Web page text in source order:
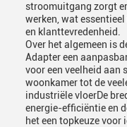
stroomuitgang zorgt
werken, wat
en klanttevredenheid.
Over het algemeen is
Adapter een
voor een veelheid aan
woonkamer tot de
industriële vloerDe
energie-efficiëntie en
het een topkeuze voor